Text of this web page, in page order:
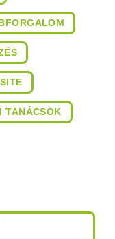
TANÁCSOK